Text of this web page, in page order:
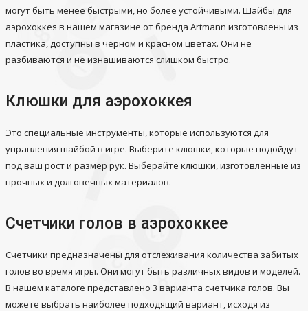
могут быть менее быстрыми, но более устойчивыми. Шайбы для
аэрохоккея в нашем магазине от бренда Artmann изготовлены из
пластика, доступны в черном и красном цветах. Они не
разбиваются и не изнашиваются слишком быстро.
Клюшки для аэрохоккея
Это специальные инструменты, которые используются для
управления шайбой в игре. Выберите клюшки, которые подойдут
под ваш рост и размер рук. Выберайте клюшки, изготовленные из
прочных и долговечных материалов.
Счетчики голов в аэрохоккее
Счетчики предназначены для отслеживания количества забитых
голов во время игры. Они могут быть различных видов и моделей.
В нашем каталоге представлено 3 варианта счетчика голов. Вы
можете выбрать наиболее подходящий вариант, исходя из